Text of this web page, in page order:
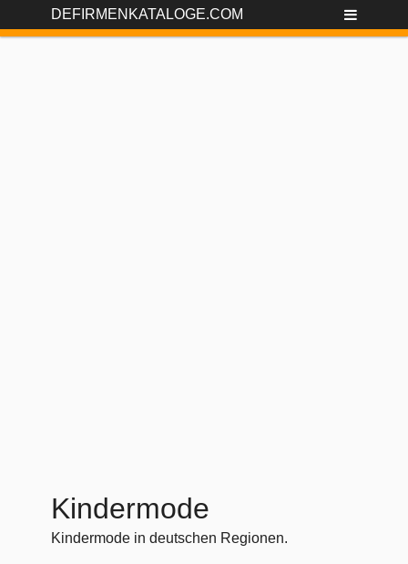
DEFIRMENKATALOGE.COM
Kindermode
Kindermode in deutschen Regionen.